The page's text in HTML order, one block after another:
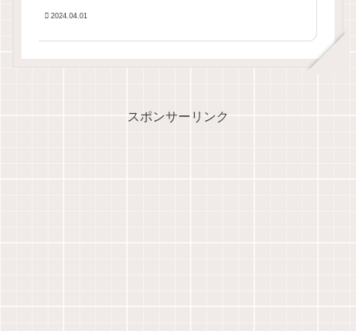
2024.04.01
スポンサーリンク